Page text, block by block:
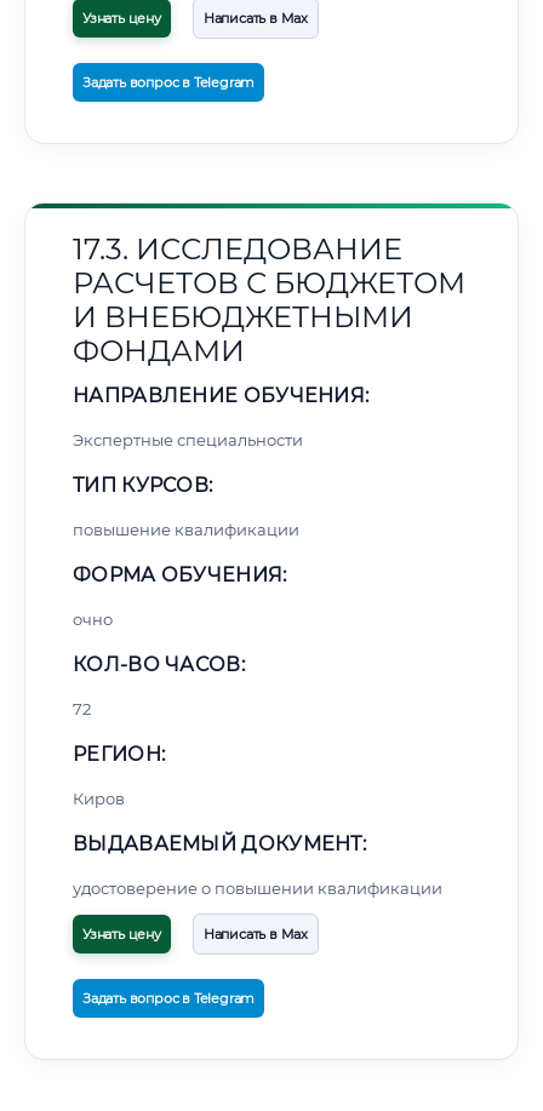
Узнать цену Написать в Max
Задать вопрос в Telegram
17.3. ИССЛЕДОВАНИЕ
РАСЧЕТОВ С БЮДЖЕТОМ
И ВНЕБЮДЖЕТНЫМИ
ФОНДАМИ
НАПРАВЛЕНИЕ ОБУЧЕНИЯ:
Экспертные специальности
ТИП КУРСОВ:
повышение квалификации
ФОРМА ОБУЧЕНИЯ:
очно
КОЛ-ВО ЧАСОВ:
72
РЕГИОН:
Киров
ВЫДАВАЕМЫЙ ДОКУМЕНТ:
удостоверение о повышении квалификации
Узнать цену Написать в Max
Задать вопрос в Telegram